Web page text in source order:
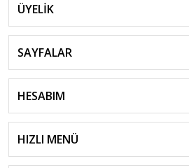
ÜYELİK
SAYFALAR
HESABIM
HIZLI MENÜ